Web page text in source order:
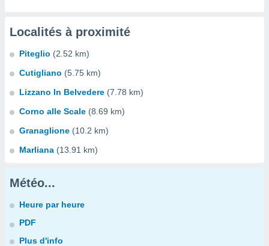
Localités à proximité
Piteglio (2.52 km)
Cutigliano (5.75 km)
Lizzano In Belvedere (7.78 km)
Corno alle Scale (8.69 km)
Granaglione (10.2 km)
Marliana (13.91 km)
Météo...
Heure par heure
PDF
Plus d'info